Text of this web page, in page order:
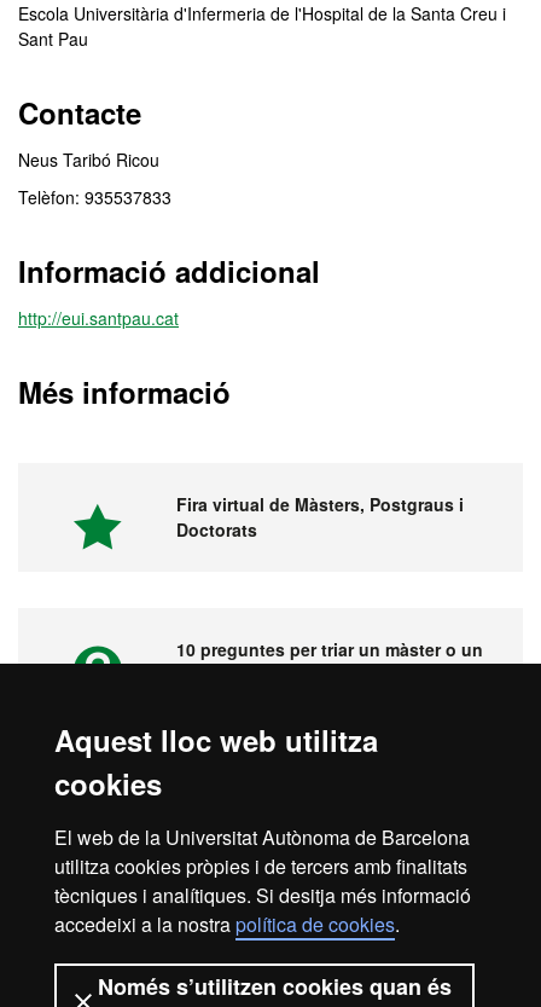
Aquest lloc web utilitza
cookies
El web de la Universitat Autònoma de Barcelona
utilitza cookies pròpies i de tercers amb finalitats
tècniques i analítiques. Si desitja més informació
accedeixi a la nostrapolítica de cookies.
Només s’utilitzen cookies quan és
Escola Universitària d'Infermeria de l'Hospital de la Santa Creu i
Sant Pau
Contacte
Neus Taribó Ricou
Telèfon: 935537833
Informació addicional
http://eui.santpau.cat
Més informació
Fira virtual de Màsters, Postgraus i
Doctorats
10 preguntes per triar un màster o un
Inici Avís legal Protecció de dades